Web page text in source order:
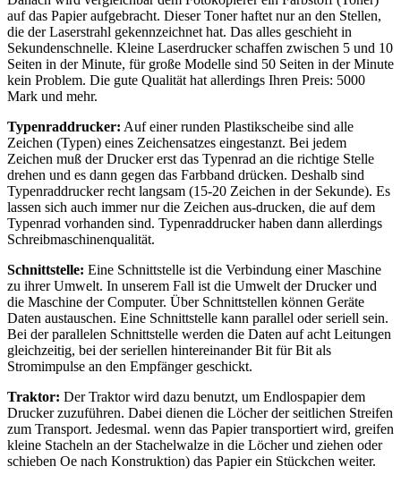
auf das Papier aufgebracht. Dieser Toner haftet nur an den Stellen,
die der Laserstrahl gekennzeichnet hat. Das alles geschieht in
Sekundenschnelle. Kleine Laserdrucker schaffen zwischen 5 und 10
Seiten in der Minute, für große Modelle sind 50 Seiten in der Minute
kein Problem. Die gute Qualität hat allerdings Ihren Preis: 5000
Mark und mehr.
Typenraddrucker: Auf einer runden Plastikscheibe sind alle
Zeichen (Typen) eines Zeichensatzes eingestanzt. Bei jedem
Zeichen muß der Drucker erst das Typenrad an die richtige Stelle
drehen und es dann gegen das Farbband drücken. Deshalb sind
Typenraddrucker recht langsam (15-20 Zeichen in der Sekunde). Es
lassen sich auch immer nur die Zeichen aus-drucken, die auf dem
Typenrad vorhanden sind. Typenraddrucker haben dann allerdings
Schreibmaschinenqualität.
Schnittstelle: Eine Schnittstelle ist die Verbindung einer Maschine
zu ihrer Umwelt. In unserem Fall ist die Umwelt der Drucker und
die Maschine der Computer. Über Schnittstellen können Geräte
Daten austauschen. Eine Schnittstelle kann parallel oder seriell sein.
Bei der parallelen Schnittstelle werden die Daten auf acht Leitungen
gleichzeitig, bei der seriellen hintereinander Bit für Bit als
Stromimpulse an den Empfänger geschickt.
Traktor: Der Traktor wird dazu benutzt, um Endlospapier dem
Drucker zuzuführen. Dabei dienen die Löcher der seitlichen Streifen
zum Transport. Jedesmal. wenn das Papier transportiert wird, greifen
kleine Stacheln an der Stachelwalze in die Löcher und ziehen oder
schieben Oe nach Konstruktion) das Papier ein Stückchen weiter.